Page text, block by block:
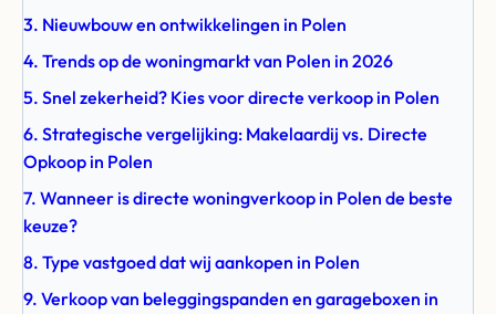
3. Nieuwbouw en ontwikkelingen in Polen
4. Trends op de woningmarkt van Polen in 2026
5. Snel zekerheid? Kies voor directe verkoop in Polen
6. Strategische vergelijking: Makelaardij vs. Directe
Opkoop in Polen
7. Wanneer is directe woningverkoop in Polen de beste
keuze?
8. Type vastgoed dat wij aankopen in Polen
9. Verkoop van beleggingspanden en garageboxen in